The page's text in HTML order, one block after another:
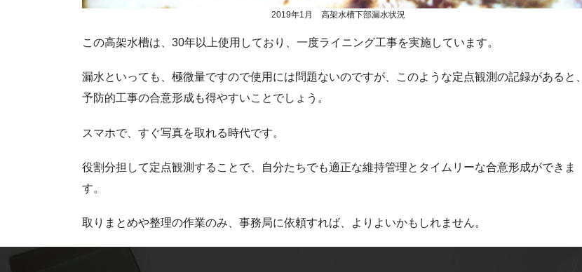
2019年1月 高架水槽下部漏水状況
この高架水槽は、30年以上使用しており、一度ライニング工事を実施しています。
漏水といっても、極微量ですので使用には問題ないのですが、このような定点観測の記録があると、
予防的工事の合意形成も得やすいことでしょう。
スマホで、すぐ写真を取れる時代です。
役割分担して定点観測することで、自分たちでも適正な維持管理とタイムリーな合意形成ができま
す。
取りまとめや整理の作業のみ、事務局に依頼すれば、よりよいかもしれません。